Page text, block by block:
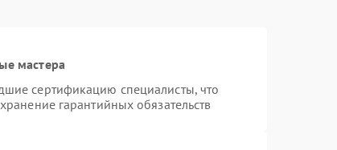
мастера
сертификацию специалисты, что
гарантийных обязательств